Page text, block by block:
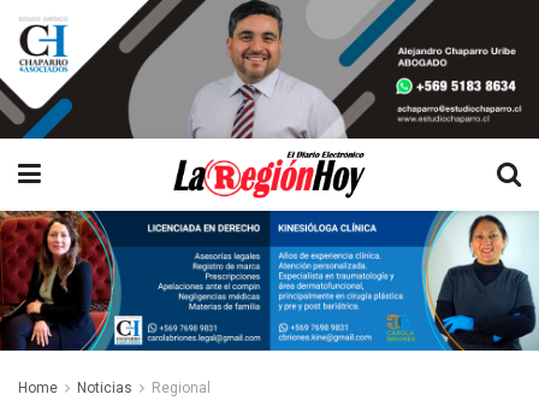
Home Noticias Regional